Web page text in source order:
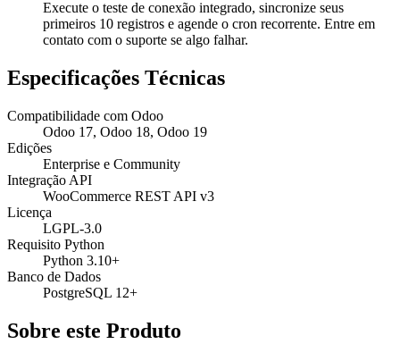
Execute o teste de conexão integrado, sincronize seus
primeiros 10 registros e agende o cron recorrente. Entre em
contato com o suporte se algo falhar.
Especificações Técnicas
Compatibilidade com Odoo
Odoo 17, Odoo 18, Odoo 19
Edições
Enterprise e Community
Integração API
WooCommerce REST API v3
Licença
LGPL-3.0
Requisito Python
Python 3.10+
Banco de Dados
PostgreSQL 12+
Sobre este Produto